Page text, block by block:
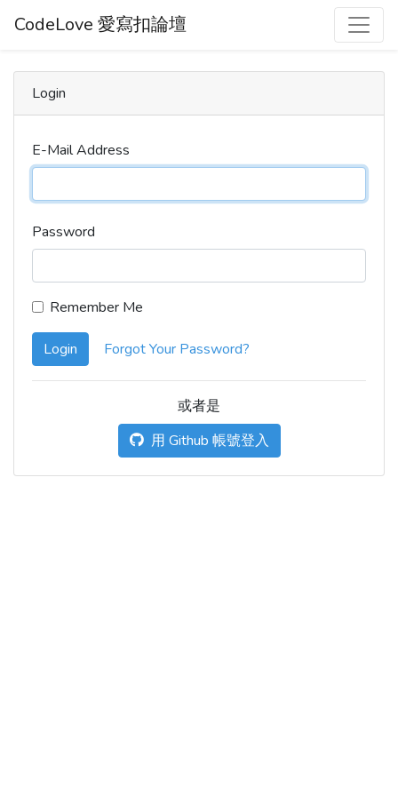
CodeLove 愛寫扣論壇
Login
E-Mail Address
Password
Remember Me
Login Forgot Your Password?
或者是
用 Github 帳號登入